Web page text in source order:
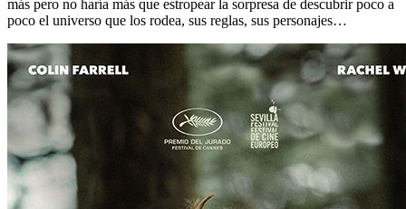
más pero no haría más que estropear la sorpresa de descubrir poco a
poco el universo que los rodea, sus reglas, sus personajes…